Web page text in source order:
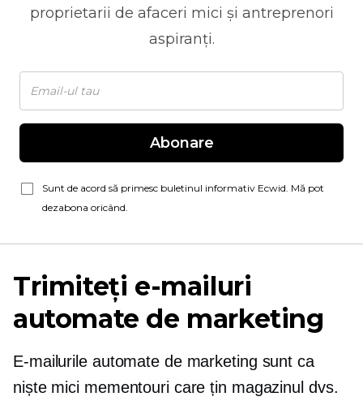
proprietarii de afaceri mici și antreprenori
aspiranți.
Abonare
Sunt de acord să primesc buletinul informativ Ecwid. Mă pot
dezabona oricând.
Trimiteți e-mailuri
automate de marketing
E-mailurile automate de marketing sunt ca
niște mici mementouri care țin magazinul dvs.